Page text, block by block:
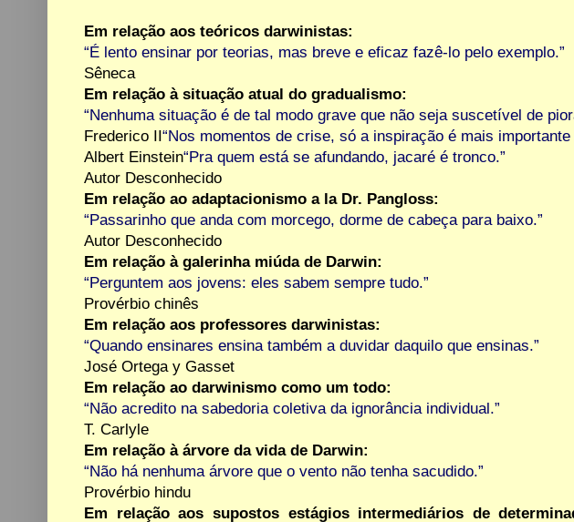
Em relação aos teóricos darwinistas:
“É lento ensinar por teorias, mas breve e eficaz fazê-lo pelo exemplo.”
Sêneca
Em relação à situação atual do gradualismo:
“Nenhuma situação é de tal modo grave que não seja suscetível de
Frederico II“Nos momentos de crise, só a inspiração é mais importante
Albert Einstein“Pra quem está se afundando, jacaré é tronco.”
Autor Desconhecido
Em relação ao adaptacionismo a la Dr. Pangloss:
“Passarinho que anda com morcego, dorme de cabeça para baixo.”
Autor Desconhecido
Em relação à galerinha miúda de Darwin:
“Perguntem aos jovens: eles sabem sempre tudo.”
Provérbio chinês
Em relação aos professores darwinistas:
“Quando ensinares ensina também a duvidar daquilo que ensinas.”
José Ortega y Gasset
Em relação ao darwinismo como um todo:
“Não acredito na sabedoria coletiva da ignorância individual.”
T. Carlyle
Em relação à árvore da vida de Darwin:
“Não há nenhuma árvore que o vento não tenha sacudido.”
Provérbio hindu
Em relação aos supostos estágios intermediários de